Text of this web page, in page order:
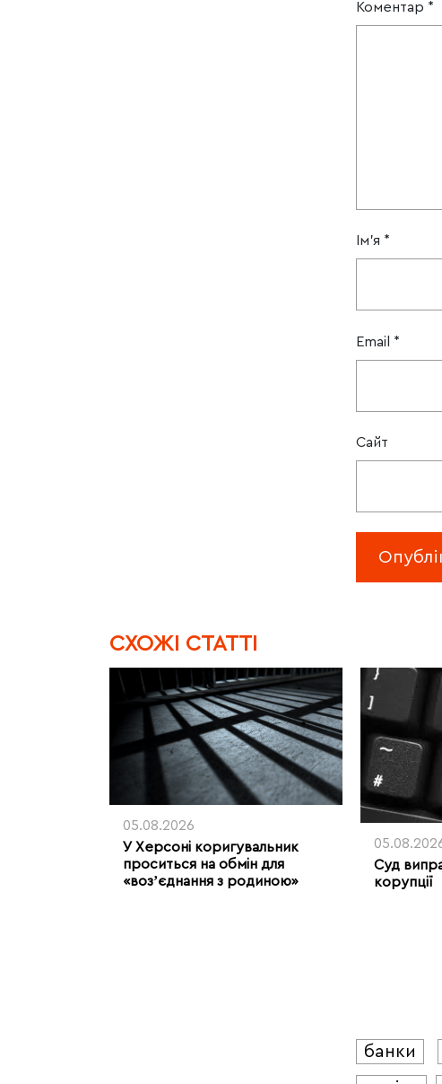
Коментар *
Ім'я *
Email *
Сайт
CХОЖІ СТАТТІ
05.08.2026
У Херсоні коригувальник
проситься на обмін для
«возʼєднання з родиною»
Суд
корупції
банки